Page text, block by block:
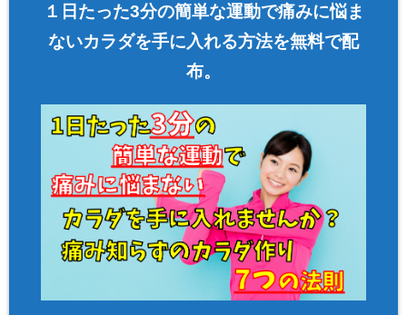
１日たった3分の簡単な運動で痛みに悩ま
ないカラダを手に入れる方法を無料で配
布。